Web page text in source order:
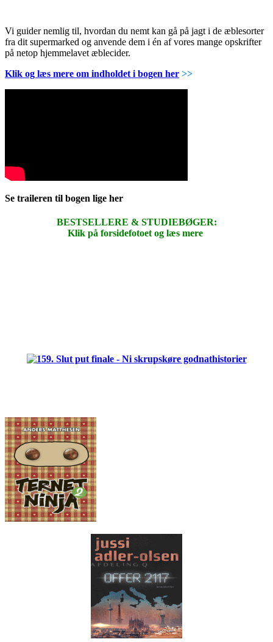
Vi guider nemlig til, hvordan du nemt kan gå på jagt i de æblesorter
fra dit supermarked og anvende dem i én af vores mange opskrifter
på netop hjemmelavet æblecider.
Klik og læs mere om indholdet i bogen her >>
Se traileren til bogen lige her
BESTSELLERE & STUDIEBØGER:
Klik på forsidefotoet og læs mere